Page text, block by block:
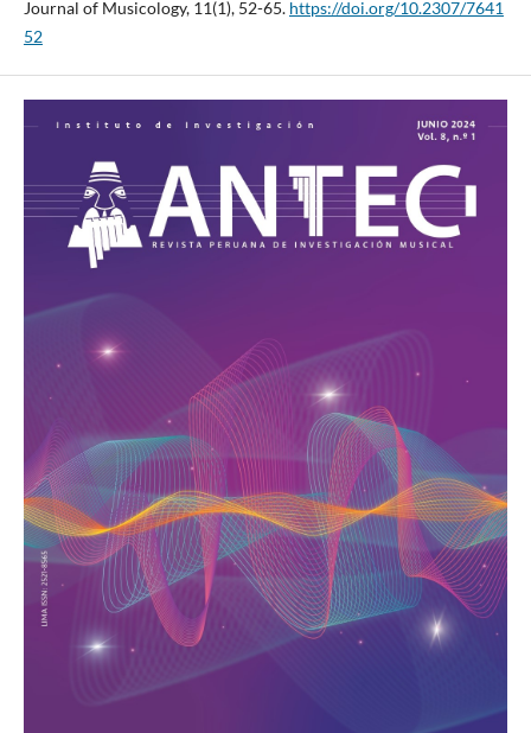
Journal of Musicology, 11(1), 52-65. https://doi.org/10.2307/7641
52